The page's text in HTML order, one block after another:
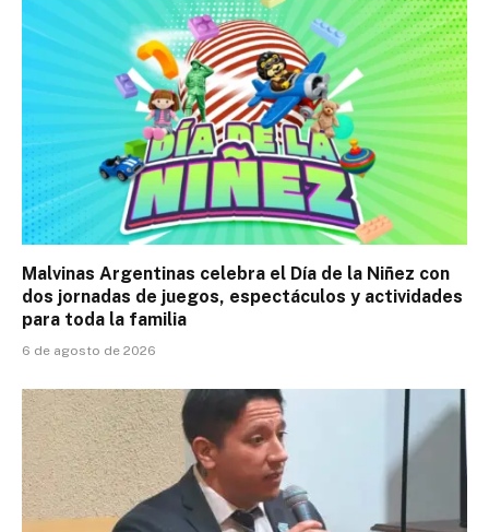
Malvinas Argentinas celebra el Día de la Niñez con
dos jornadas de juegos, espectáculos y actividades
para toda la familia
6 de agosto de 2026